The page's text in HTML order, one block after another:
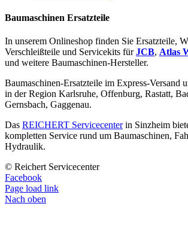
Baumaschinen Ersatzteile
In unserem Onlineshop finden Sie Ersatzteile,
Verschleißteile und Servicekits fürJCB, Atlas
und weitere Baumaschinen-Hersteller.
Baumaschinen-Ersatzteile im Express-Versand
in der Region Karlsruhe, Offenburg, Rastatt,
Gernsbach, Gaggenau.
Das REICHERT Servicecenterin Sinzheim
kompletten Service rund um Baumaschinen,
Hydraulik.
© Reichert Servicecenter
Facebook
Page load link
Nach oben